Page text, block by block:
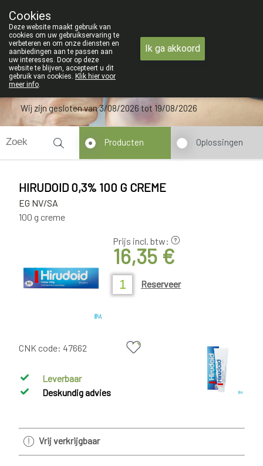
09 228 32 36
Wij zijn gesloten van 3/08/2026 tot 19/08/2026
Producten Oplossingen
HIRUDOID 0,3% 100 G CREME
EG NV/SA
100 g creme
Prijs incl. btw:
16,35 €
Reserveer
CNK code: 47662
Leverbaar
Deskundig advies
Vrij verkrijgbaar
Cookies
Deze website maakt gebruik van
cookies om uw gebruikservaring te
verbeteren en om onze diensten en
aanbiedingen aan te passen aan
uw interesses. Door op deze
website te blijven, accepteert u dit
gebruik van cookies. Klik hier voor
meer info.
Ik ga akkoord